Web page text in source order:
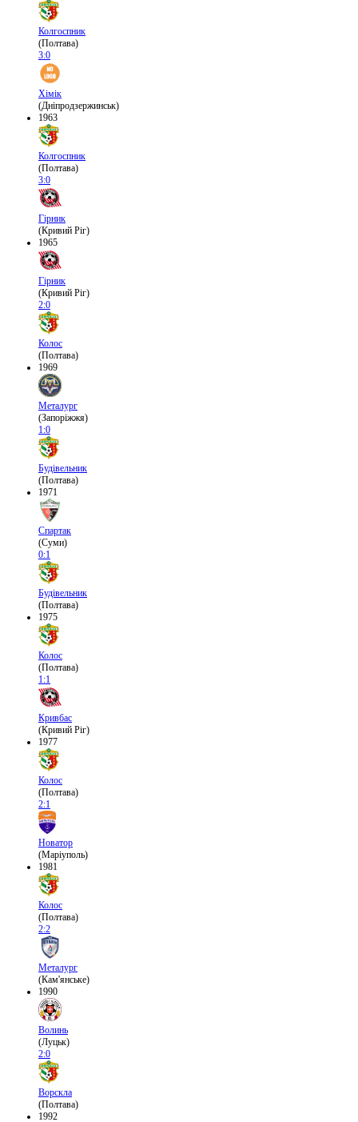
Колгоспник
(Полтава)
3:0
Хімік
(Дніпродзержинськ)
1963
Колгоспник
(Полтава)
3:0
Гірник
(Кривий Ріг)
1965
Гірник
(Кривий Ріг)
2:0
Колос
(Полтава)
1969
Металург
(Запоріжжя)
1:0
Будівельник
(Полтава)
1971
Спартак
(Суми)
0:1
Будівельник
(Полтава)
1975
Колос
(Полтава)
1:1
Кривбас
(Кривий Ріг)
1977
Колос
(Полтава)
2:1
Новатор
(Маріуполь)
1981
Колос
(Полтава)
2:2
Металург
(Кам'янське)
1990
Волинь
(Луцьк)
2:0
Ворскла
(Полтава)
1992